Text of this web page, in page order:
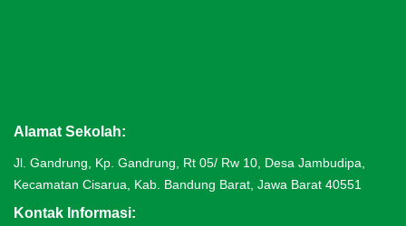
Alamat Sekolah:
Jl. Gandrung, Kp. Gandrung, Rt 05/ Rw 10, Desa Jambudipa,
Kecamatan Cisarua, Kab. Bandung Barat, Jawa Barat 40551
Kontak Informasi: